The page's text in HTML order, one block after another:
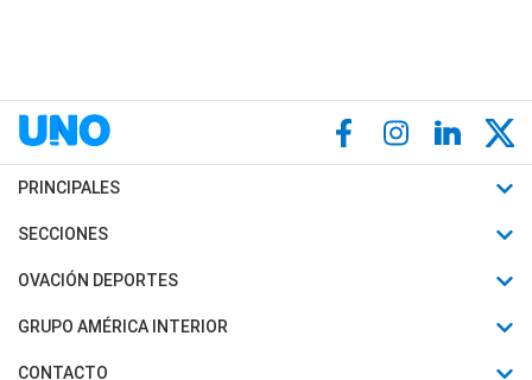
PRINCIPALES
Últimas Noticias
Política
SECCIONES
Horóscopo
Motores
OVACIÓN DEPORTES
Fútbol
Mundial
GRUPO AMÉRICA INTERIOR
Canal 7 en Vivo
CONTACTO